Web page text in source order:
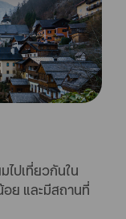
ไปเที่ยวกันใน
อย และมีสถานที่